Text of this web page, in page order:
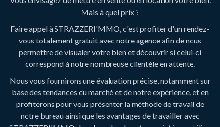
Mais à quel prix ?
Faire appel à STRAZZERI'MMO, c'est profiter d'un rendez-
vous totalement gratuit avec notre agence afin de nous
permettre de visualer votre bien et découvrir si celui-ci
correspond à notre nombreuse clientèle en attente.
Nous vous fournirons une évaluation précise, notamment sur
base des tendances du marché et de notre expérience, et en
profiterons pour vous présenter la méthode de travail de
notre bureau ainsi que les avantages de travailler avec